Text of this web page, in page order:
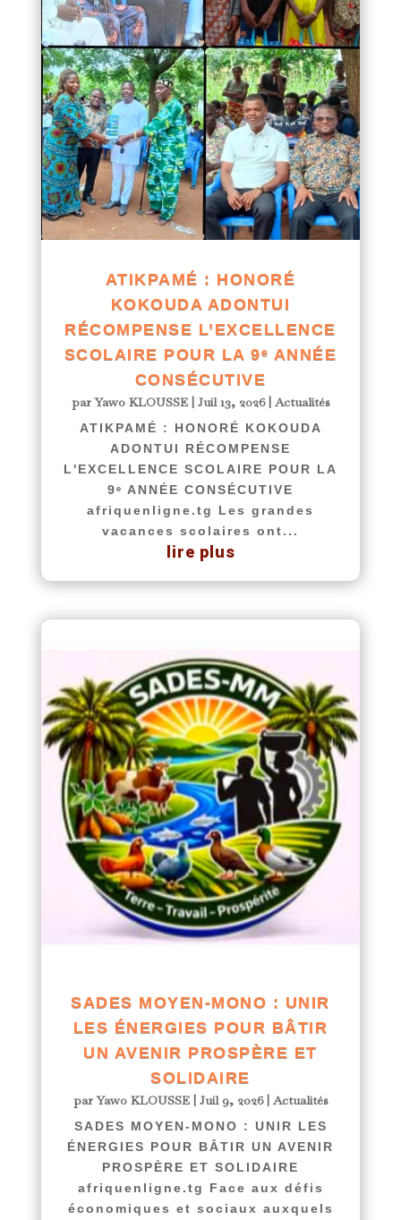
ATIKPAMÉ : HONORÉ
KOKOUDA ADONTUI
RÉCOMPENSE L’EXCELLENCE
SCOLAIRE POUR LA 9ᵉ ANNÉE
CONSÉCUTIVE
parYawo KLOUSSE| Juil 13, 2026|Actualités
ATIKPAMÉ : HONORÉ KOKOUDA
ADONTUI RÉCOMPENSE
L'EXCELLENCE SCOLAIRE POUR LA
9ᵉ ANNÉE CONSÉCUTIVE
afriquenligne.tg Les grandes
vacances scolaires ont...
lire plus
SADES MOYEN-MONO : UNIR
LES ÉNERGIES POUR BÂTIR
UN AVENIR PROSPÈRE ET
SOLIDAIRE
parYawo KLOUSSE| Juil 9, 2026|Actualités
SADES MOYEN-MONO : UNIR LES
ÉNERGIES POUR BÂTIR UN AVENIR
PROSPÈRE ET SOLIDAIRE
afriquenligne.tg Face aux défis
économiques et sociaux auxquels